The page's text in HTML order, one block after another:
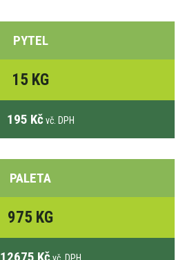
PYTEL
15 KG
195 Kč vč. DPH
PALETA
975 KG